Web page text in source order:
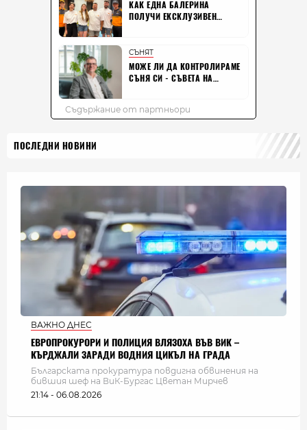
ПОСЛЕДНИ НОВИНИ
ВАЖНО ДНЕС
ЕВРОПРОКУРОРИ И ПОЛИЦИЯ ВЛЯЗОХА ВЪВ ВИК –
КЪРДЖАЛИ ЗАРАДИ ВОДНИЯ ЦИКЪЛ НА ГРАДА
Българската прокуратура повдигна обвинения на
бившия шеф на ВиК-Бургас Цветан Мирчев
21:14 - 06.08.2026